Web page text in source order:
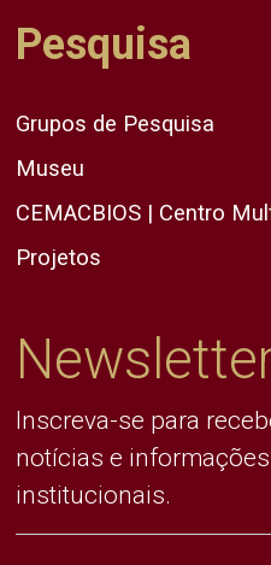
Pesquisa
Grupos de Pesquisa
Museu
CEMACBIOS | Centro
Projetos
Inscreva-se para
notícias e informações
institucionais.